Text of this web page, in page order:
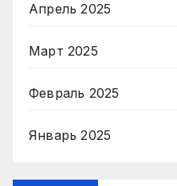
Апрель 2025
Март 2025
Февраль 2025
Январь 2025